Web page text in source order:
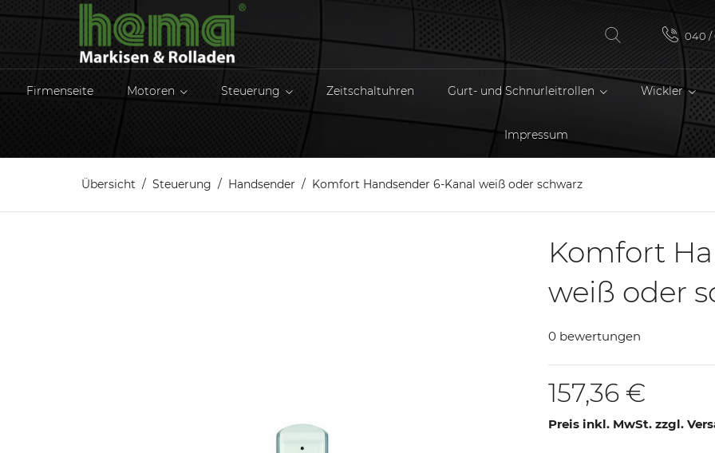
040 /
Firmenseite Motoren Steuerung Zeitschaltuhren Gurt- und Schnurleitrollen Wickler
Impressum
Übersicht Steuerung Handsender Komfort Handsender 6-Kanal weiß oder schwarz
Komfort
weiß oder
0 bewertungen
157,36 €
Preis inkl. MwSt. zzgl.